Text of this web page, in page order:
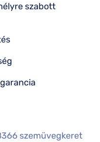
szemüvegkeret
szabott